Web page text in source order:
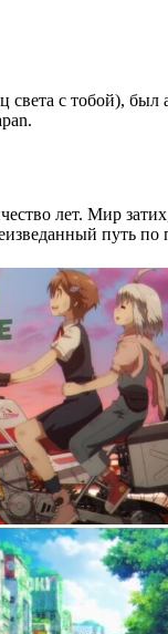
с тобой),
лет. Мир
путь